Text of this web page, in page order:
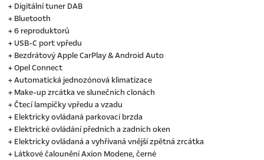
+ Digitální tuner DAB
+ Bluetooth
+ 6 reproduktorů
+ USB-C port vpředu
+ Bezdrátový Apple CarPlay & Android Auto
+ Opel Connect
+ Automatická jednozónová klimatizace
+ Make-up zrcátka ve slunečních clonách
+ Čtecí lampičky vpředu a vzadu
+ Elektricky ovládaná parkovací brzda
+ Elektrické ovládání předních a zadních oken
+ Elektricky ovládaná a vyhřívaná vnější zpětná zrcátka
+ Látkové čalounění Axion Modene, černé